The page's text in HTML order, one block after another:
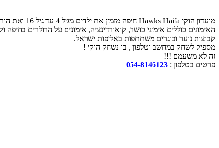
מועדון הוקי Hawks Haifa חיפה מזמין את ילדים מגיל 4 עד גיל 16 ואת הוריהם להצטרף לאחד מקבוצותיו.
האימונים כוללים אימוני כושר, קואורדינציה, אימונים על הרולרים בחיפה
קבוצות נוער ובוגרים משתתפות באליפות ישראל.
מספיק לשחק במחשב וטלפון , בו נשחק הוקי !
זה לא משעמם !!!
פרטים בטלפון : 054-8146123